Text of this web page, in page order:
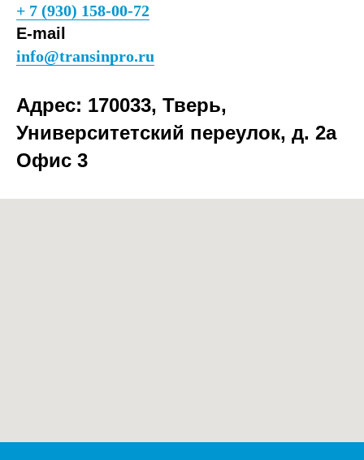
+ 7 (930) 158-00-72
E-mail
info@transinpro.ru
Адрес: 170033, Тверь,
Университетский переулок, д. 2а
Офис 3